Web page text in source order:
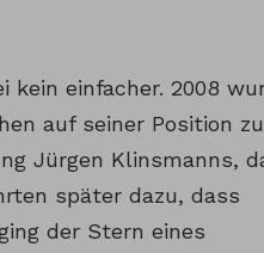
kein einfacher. 2008
auf seiner Position zu
Jürgen Klinsmanns,
später dazu, dass
der Stern eines